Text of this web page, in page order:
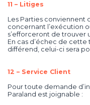
11 – Litiges
Les Parties conviennent
concernant l’exécution
s’efforceront de trouver
En cas d’échec de
différend, celui-ci sera
12 – Service Client
Pour toute demande
Paraland est joignable :